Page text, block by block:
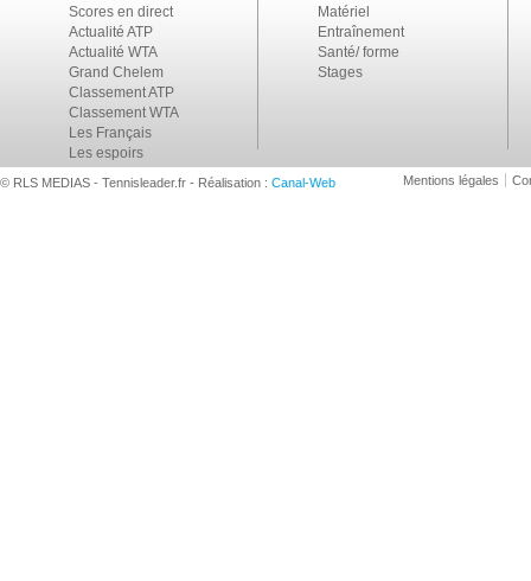
Scores en direct
Actualité ATP
Actualité WTA
Grand Chelem
Classement ATP
Classement WTA
Les Français
Les espoirs
Matériel
Entraînement
Santé/ forme
Stages
© RLS MEDIAS - Tennisleader.fr - Réalisation : Canal-Web Mentions légales